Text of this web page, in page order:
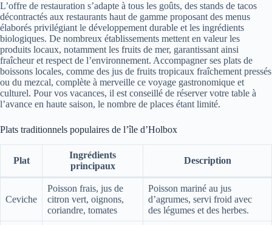
L’offre de restauration s’adapte à tous les goûts, des stands de tacos
décontractés aux restaurants haut de gamme proposant des menus
élaborés privilégiant le développement durable et les ingrédients
biologiques. De nombreux établissements mettent en valeur les
produits locaux, notamment les fruits de mer, garantissant ainsi
fraîcheur et respect de l’environnement. Accompagner ses plats de
boissons locales, comme des jus de fruits tropicaux fraîchement pressés
ou du mezcal, complète à merveille ce voyage gastronomique et
culturel. Pour vos vacances, il est conseillé de réserver votre table à
l’avance en haute saison, le nombre de places étant limité.
Plats traditionnels populaires de l’île d’Holbox
Plat
Ingrédients
principaux
Description
Ceviche
Poisson frais, jus de
citron vert, oignons,
coriandre, tomates
Poisson mariné au jus
d’agrumes, servi froid avec
des légumes et des herbes.